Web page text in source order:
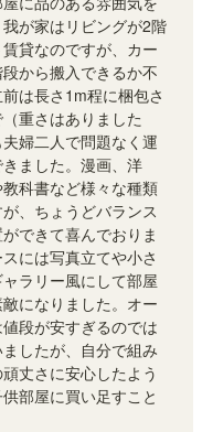
が家はリビングが2階
貸なのですが、カー
から搬入できるか不
は長さ1m程に梱包さ
重さはありました
婦二人で問題なく運
ました。漫画、洋
科書など様々な種類
、ちょうどバランス
できて喜んでおりま
には写真立てや小さ
ラリー風にして部屋
になりました。オー
段が安すぎるのでは
したが、自分で組み
丈さに安心したよう
部屋に買い足すこと